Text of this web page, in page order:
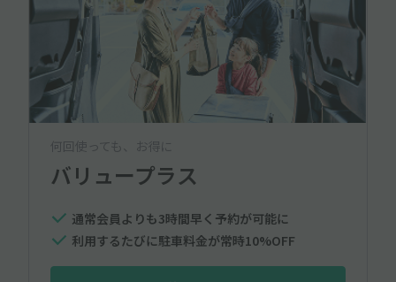
何回使っても、お得に
バリュープラス
通常会員よりも3時間早く予約が可能に
利用するたびに駐車料金が常時10%OFF